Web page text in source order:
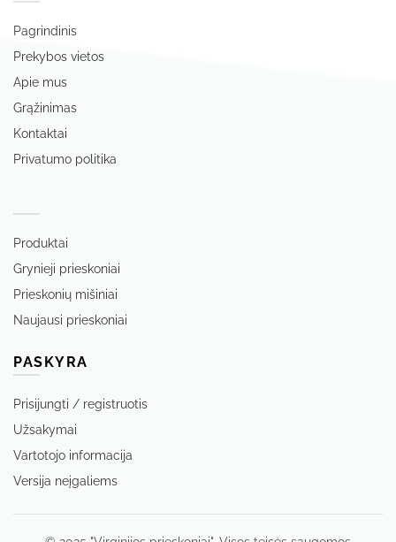
Pagrindinis
Prekybos vietos
Apie mus
Grąžinimas
Kontaktai
Privatumo politika
Produktai
Grynieji prieskoniai
Prieskonių mišiniai
Naujausi prieskoniai
PASKYRA
Prisijungti / registruotis
Užsakymai
Vartotojo informacija
Versija neįgaliems